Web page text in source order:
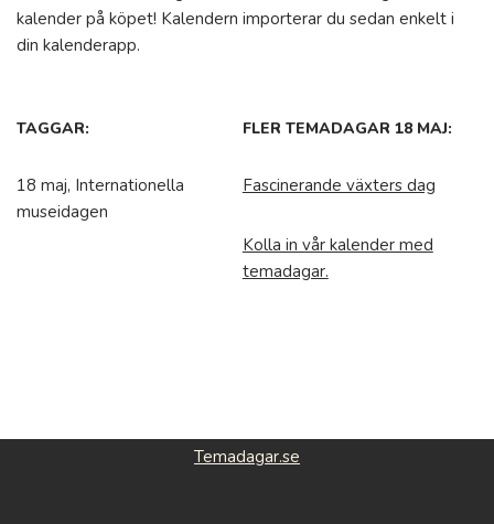
kalender på köpet! Kalendern importerar du sedan enkelt i
din kalenderapp.
TAGGAR:
18 maj, Internationella
museidagen
FLER TEMADAGAR 18 MAJ:
Fascinerande växters dag
Kolla in vår kalender med
temadagar.
Temadagar.se